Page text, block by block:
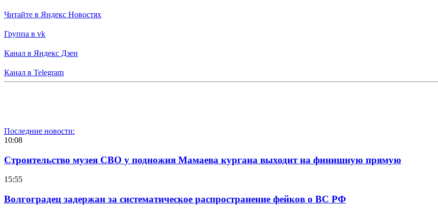
Читайте в Яндекс Новостях
Группа в vk
Канал в Яндекс Дзен
Канал в Telegram
Последние новости:
10:08
Строительство музея СВО у подножия Мамаева кургана выходит на финишную прямую
15:55
Волгоградец задержан за систематическое распространение фейков о ВС РФ